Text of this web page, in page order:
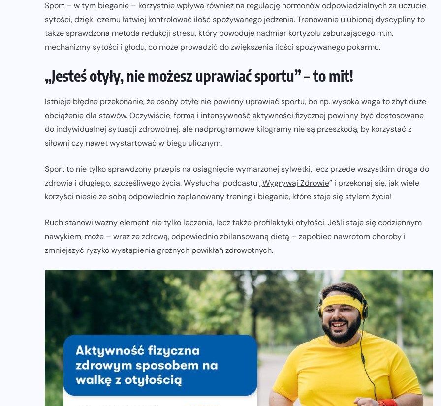
Sport – w tym bieganie – korzystnie wpływa również na regulację hormonów odpowiedzialnych za uczucie
sytości, dzięki czemu łatwiej kontrolować ilość spożywanego jedzenia. Trenowanie ulubionej dyscypliny to
także sprawdzona metoda redukcji stresu, który powoduje nadmiar kortyzolu zaburzającego m.in.
mechanizmy sytości i głodu, co może prowadzić do zwiększenia ilości spożywanego pokarmu.
„Jesteś otyły, nie możesz uprawiać sportu” – to mit!
Istnieje błędne przekonanie, że osoby otyłe nie powinny uprawiać sportu, bo np. wysoka waga to zbyt duże
obciążenie dla stawów. Oczywiście, forma i intensywność aktywności fizycznej powinny być dostosowane
do indywidualnej sytuacji zdrowotnej, ale nadprogramowe kilogramy nie są przeszkodą, by korzystać z
siłowni czy nawet wystartować w biegu ulicznym.
Sport to nie tylko sprawdzony przepis na osiągnięcie wymarzonej sylwetki, lecz przede wszystkim droga do
zdrowia i długiego, szczęśliwego życia. Wysłuchaj podcastu „Wygrywaj Zdrowie” i przekonaj się, jak wiele
korzyści niesie ze sobą odpowiednio zaplanowany trening i bieganie, które staje się stylem życia!
Ruch stanowi ważny element nie tylko leczenia, lecz także profilaktyki otyłości. Jeśli staje się codziennym
nawykiem, może – wraz ze zdrową, odpowiednio zbilansowaną dietą – zapobiec nawrotom choroby i
zmniejszyć ryzyko wystąpienia groźnych powikłań zdrowotnych.